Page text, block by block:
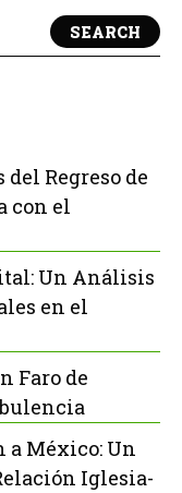
SEARCH
Regreso de
con el
Un Análisis
en el
Faro de
a México: Un
Iglesia-